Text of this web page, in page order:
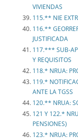
VIVIENDAS
115.** NIE
116.**
JUSTIFICADA
117.*** SUB-
Y REQUISITOS
118.* NRUA:
119.*
ANTE LA TGSS
120.** NRUA:
121 Y 122.*
PENSIONES)
123.* NRUA: